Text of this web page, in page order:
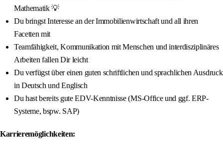
Mathematik 💡
Du bringst Interesse an der Immobilienwirtschaft und all ihren
Facetten mit
Teamfähigkeit, Kommunikation mit Menschen und interdisziplinäres
Arbeiten fallen Dir leicht
Du verfügst über einen guten schriftlichen und sprachlichen Ausdruck
in Deutsch und Englisch
Du hast bereits gute EDV-Kenntnisse (MS-Office und ggf. ERP-
Systeme, bspw. SAP)
Karrieremöglichkeiten: